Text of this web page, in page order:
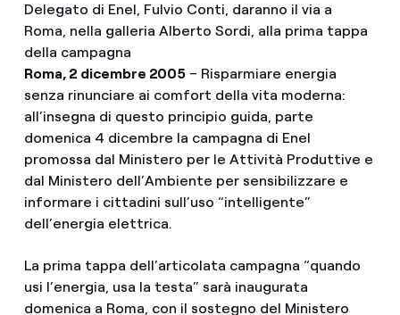
Delegato di Enel, Fulvio Conti, daranno il via a
Roma, nella galleria Alberto Sordi, alla prima tappa
della campagna
Roma, 2 dicembre 2005 – Risparmiare energia
senza rinunciare ai comfort della vita moderna:
all’insegna di questo principio guida, parte
domenica 4 dicembre la campagna di Enel
promossa dal Ministero per le Attività Produttive e
dal Ministero dell’Ambiente per sensibilizzare e
informare i cittadini sull’uso “intelligente”
dell’energia elettrica.
La prima tappa dell’articolata campagna “quando
usi l’energia, usa la testa” sarà inaugurata
domenica a Roma, con il sostegno del Ministero